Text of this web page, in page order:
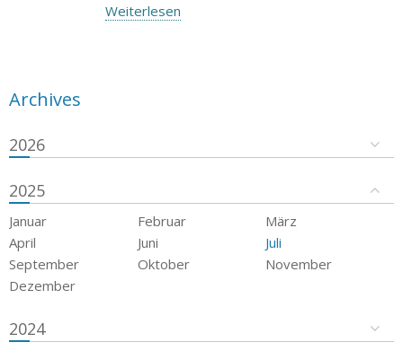
Weiterlesen
Archives
2026
2025
Januar Februar
März
April
Juni
Juli
September
Oktober
November
Dezember
2024